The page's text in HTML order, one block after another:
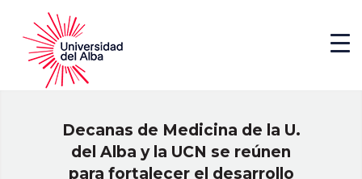
Decanas de Medicina de la U.
del Alba y la UCN se reúnen
para fortalecer el desarrollo